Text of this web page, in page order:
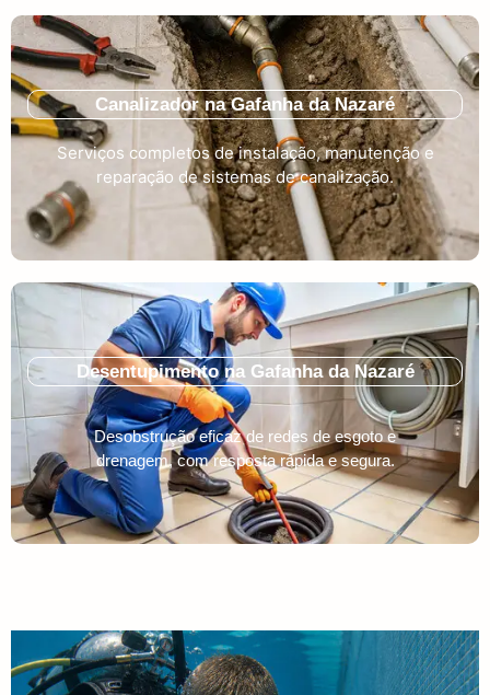
Canalizador na Gafanha da Nazaré
Serviços completos de instalação, manutenção e
reparação de sistemas de canalização.
Desentupimento na Gafanha da Nazaré
Desobstrução eficaz de redes de esgoto e
drenagem, com resposta rápida e segura.